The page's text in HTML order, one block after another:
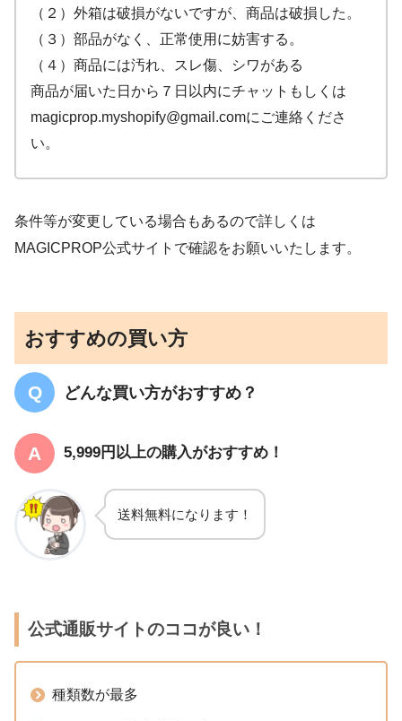
（２）外箱は破損がないですが、商品は破損した。
（３）部品がなく、正常使用に妨害する。
（４）商品には汚れ、スレ傷、シワがある
商品が届いた日から７日以内にチャットもしくは
magicprop.myshopify@gmail.comにご連絡くださ
い。
条件等が変更している場合もあるので詳しくは
MAGICPROP公式サイトで確認をお願いいたします。
おすすめの買い方
どんな買い方がおすすめ？
5,999円以上の購入がおすすめ！
送料無料になります！
公式通販サイトのココが良い！
種類数が最多